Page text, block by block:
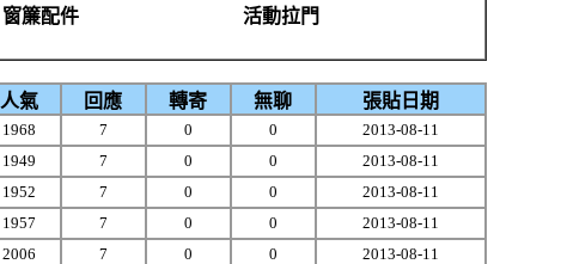
窗簾配件
活動拉門
人氣 回應 轉寄 無聊
張貼日期
1968 7 0 0 2013-08-11
1949 7 0 0 2013-08-11
1952 7 0 0 2013-08-11
1957 7 0 0 2013-08-11
2006 7 0 0 2013-08-11